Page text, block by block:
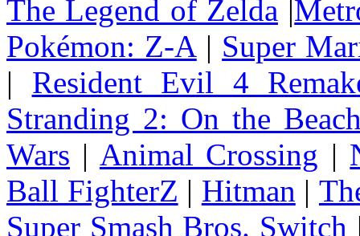
The Legend of Zelda |
Pokémon: Z-A | Super
| Resident Evil 4
Stranding 2: On the
Wars | Animal Crossing |
Ball FighterZ | Hitman |
Super Smash Bros. Switch